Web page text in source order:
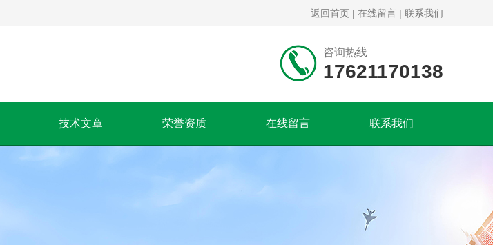
返回首页 | 在线留言 | 联系我们
咨询热线
17621170138
技术文章 荣誉资质 在线留言 联系我们